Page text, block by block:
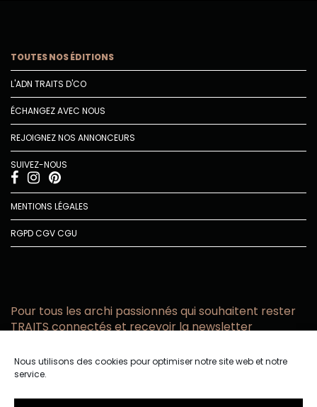
Nous utilisons des cookies pour optimiser notre site web et notre
service.
TOUTES NOS ÉDITIONS
L'ADN TRAITS D'CO
ÉCHANGEZ AVEC NOUS
REJOIGNEZ NOS ANNONCEURS
SUIVEZ-NOUS
MENTIONS LÉGALES
RGPDCGVCGU
Pour tous les archi passionnés qui souhaitent rester
TRAITS connectés et recevoir la newsletter
email
confidentialité.